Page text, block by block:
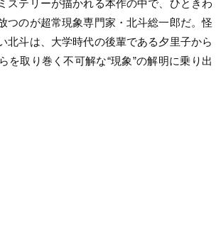
ステリーが描かれる本作の中で、ひときわ
つのが超常現象専門家・北斗総一郎だ。怪
北斗は、大学時代の後輩である夕里子から
を取り巻く不可解な“現象”の解明に乗り出